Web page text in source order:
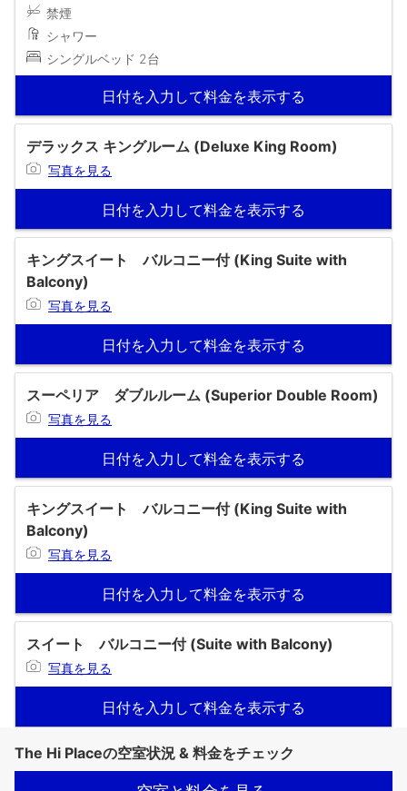
禁煙
シャワー
シングルベッド 2台
日付を入力して料金を表示する
デラックス キングルーム (Deluxe King Room)
写真を見る
日付を入力して料金を表示する
キングスイート バルコニー付 (King Suite with
Balcony)
写真を見る
日付を入力して料金を表示する
スーペリア ダブルルーム (Superior Double Room)
写真を見る
日付を入力して料金を表示する
キングスイート バルコニー付 (King Suite with
Balcony)
写真を見る
日付を入力して料金を表示する
スイート バルコニー付 (Suite with Balcony)
写真を見る
日付を入力して料金を表示する
The Hi Placeの空室状況 & 料金をチェック